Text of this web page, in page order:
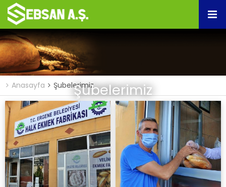
Şubelerimiz
Anasayfa Şubelerimiz